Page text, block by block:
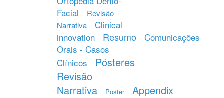
Facial
Revisão
Narrativa
Clinical
innovation
Resumo
Comunicações
Orais - Casos
Clínicos
Pósteres
Revisão
Narrativa
Poster Appendix